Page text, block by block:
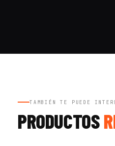
TAMBIÉN TE PUEDE
PRODUCTOS